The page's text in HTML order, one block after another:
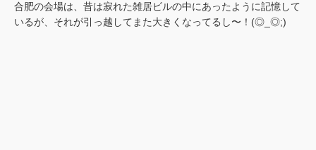
合肥の会場は、昔は寂れた雑居ビルの中にあったように記憶して
いるが、それが引っ越してまた大きくなってるし〜！(◎_◎;)